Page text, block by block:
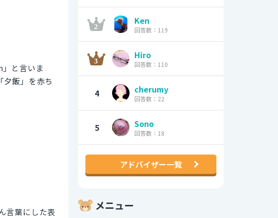
と言いま
飯」を赤ち
言葉にした表
Ken
回答数：119
Hiro
回答数：110
4 cherumy
回答数：22
5 Sono
回答数：18
アドバイザー一覧
メニュー